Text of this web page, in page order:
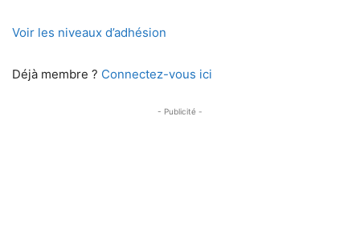
Voir les niveaux d’adhésion
Déjà membre ? Connectez-vous ici
- Publicité -